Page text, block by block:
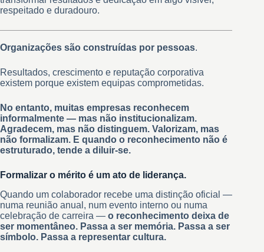
respeitado e duradouro.
Organizações são construídas por pessoas.
Resultados, crescimento e reputação corporativa
existem porque existem equipas comprometidas.
No entanto, muitas empresas reconhecem
informalmente — mas não institucionalizam.
Agradecem, mas não distinguem. Valorizam, mas
não formalizam. E quando o reconhecimento não é
estruturado, tende a diluir-se.
Formalizar o mérito é um ato de liderança.
Quando um colaborador recebe uma distinção oficial —
numa reunião anual, num evento interno ou numa
celebração de carreira — o reconhecimento deixa de
ser momentâneo. Passa a ser memória. Passa a ser
símbolo. Passa a representar cultura.